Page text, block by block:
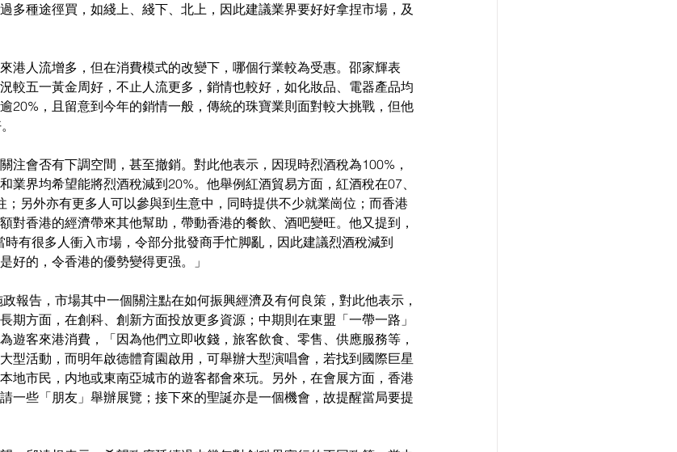
多種途徑買，如綫上、綫下、北上，因此建議業界要好好拿捏市場，及
港人流增多，但在消費模式的改變下，哪個行業較為受惠。邵家輝表
較五一黃金周好，不止人流更多，銷情也較好，如化妝品、電器產品均
20%，且留意到今年的銷情一般，傳統的珠寶業則面對較大挑戰，但他
注會否有下調空間，甚至撤銷。對此他表示，因現時烈酒稅為100%，
業界均希望能將烈酒稅減到20%。他舉例紅酒貿易方面，紅酒稅在07、
另外亦有更多人可以參與到生意中，同時提供不少就業崗位；而香港
對香港的經濟帶來其他幫助，帶動香港的餐飲、酒吧變旺。他又提到，
有很多人衝入市場，令部分批發商手忙脚亂，因此建議烈酒稅減到
好的，令香港的優勢變得更强。」
報告，市場其中一個關注點在如何振興經濟及有何良策，對此他表示，
期方面，在創科、創新方面投放更多資源；中期則在東盟「一帶一路」
遊客來港消費，「因為他們立即收錢，旅客飲食、零售、供應服務等，
型活動，而明年啟德體育園啟用，可舉辦大型演唱會，若找到國際巨星
地市民，内地或東南亞城市的遊客都會來玩。另外，在會展方面，香港
一些「朋友」舉辦展覽；接下來的聖誕亦是一個機會，故提醒當局要提